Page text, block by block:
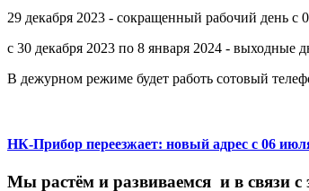
29 декабря 2023 - сокращенный рабочий день с
с 30 декабря 2023 по 8 января 2024 - выходные
В дежурном режиме будет работь сотовый
НК-Прибор переезжает: новый адрес с 06
Мы растём и развиваемся и в связи с